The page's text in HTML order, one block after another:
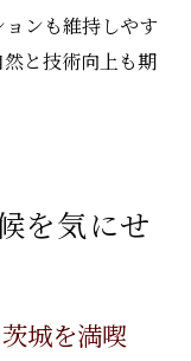
しないコツ
選びのポイン
べき設備とは
するべき項
比較のコツ
ンも維持しやす
と技術向上も期
を気にせ
城を満喫